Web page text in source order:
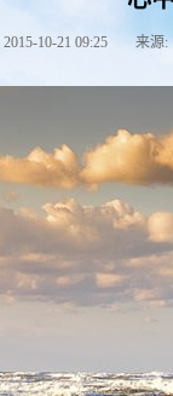
2015-10-21 09:25 来源: